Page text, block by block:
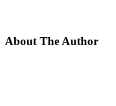
About The Author